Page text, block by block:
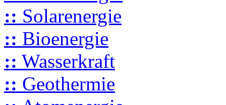
:: Solarenergie
:: Bioenergie
:: Wasserkraft
:: Geothermie